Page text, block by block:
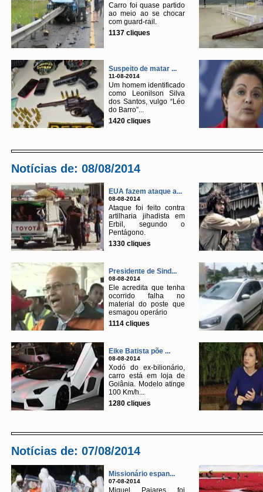
Carro foi quase partido
ao meio ao se chocar
com guard-rail.
1137 cliques
Suspeito de matar ...
11-08-2014
Um homem identificado
como Leonilson Silva
dos Santos, vulgo “Léo
do Barro”...
1420 cliques
Notícias de: 08/08/2014
EUA fazem ataque a...
08-08-2014
Ataque foi feito contra
artilharia jihadista em
Erbil, segundo o
Pentágono.
1330 cliques
Presidente de Sind...
08-08-2014
Ele acredita que tenha
ocorrido falha no
material do poste que
esmagou operário
1114 cliques
Eike Batista põe ...
08-08-2014
Xodó do ex-bilionário,
carro está em loja de
Goiânia. Modelo atinge
100 Km/h...
1280 cliques
Notícias de: 07/08/2014
Missionário espan...
07-08-2014
Miguel Pajares foi